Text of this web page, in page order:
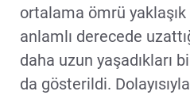
ortalama ömrü
anlamlı derecede
daha uzun yaşadıkları
da gösterildi.